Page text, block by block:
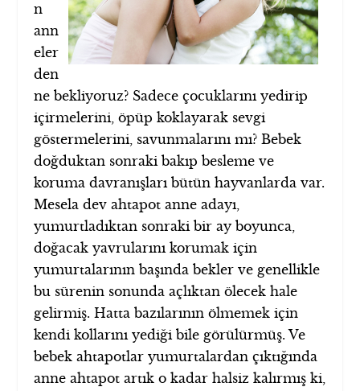
n
ann
eler
den
ne bekliyoruz? Sadece çocuklarını yedirip
içirmelerini, öpüp koklayarak sevgi
göstermelerini, savunmalarını mı? Bebek
doğduktan sonraki bakıp besleme ve
koruma davranışları bütün hayvanlarda var.
Mesela dev ahtapot anne adayı,
yumurtladıktan sonraki bir ay boyunca,
doğacak yavrularını korumak için
yumurtalarının başında bekler ve genellikle
bu sürenin sonunda açlıktan ölecek hale
gelirmiş. Hatta bazılarının ölmemek için
kendi kollarını yediği bile görülürmüş. Ve
bebek ahtapotlar yumurtalardan çıktığında
anne ahtapot artık o kadar halsiz kalırmış ki,